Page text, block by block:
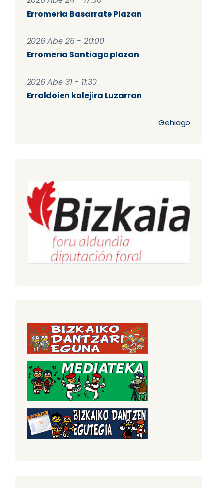
Erromeria Basarrate Plazan
2026 Abe 26 - 20:00
Erromeria Santiago plazan
2026 Abe 31 - 11:30
Erraldoien kalejira Luzarran
Gehiago